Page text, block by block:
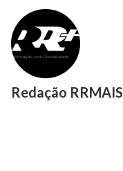
Redação RRMAIS